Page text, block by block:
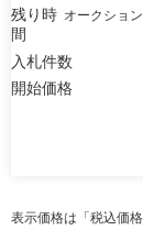
残り時
間
オークショ
入札件数
開始価格
表示価格は「税込価格